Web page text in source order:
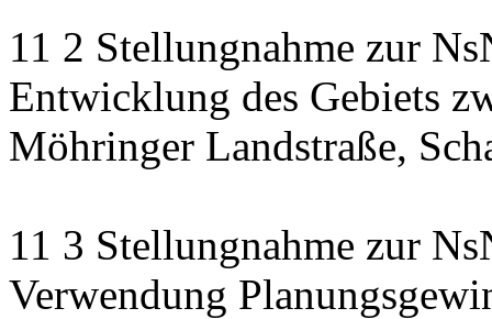
11 2 Stellungnahme zur
Entwicklung des Gebiets
Möhringer Landstraße,
11 3 Stellungnahme zur
Verwendung